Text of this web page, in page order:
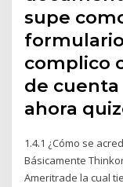
supe
complico
de
ahora
1.4.1 ¿Cómo se
Básicamente
Ameritrade la cual